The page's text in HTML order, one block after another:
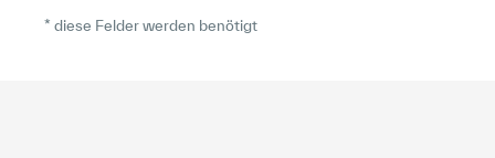
* diese Felder werden benötigt